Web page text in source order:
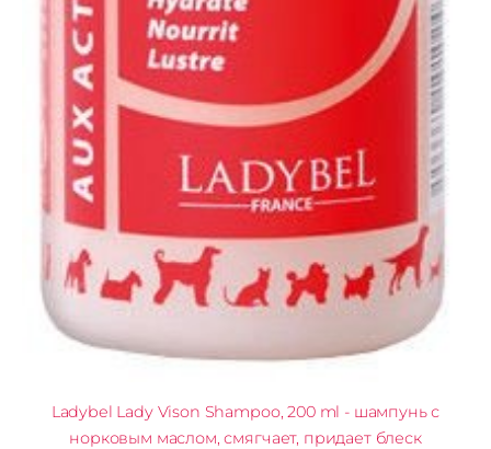
Ladybel Lady Vison Shampoo, 200 ml - шампунь с
норковым маслом, смягчает, придает блеск